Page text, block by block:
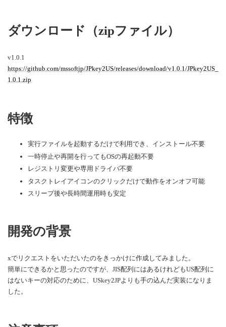
ダウンロード（zipファイル）
v1.0.1
https://github.com/mssoftjp/JPkey2US/releases/download/v1.0.1/JPkey2US_
1.0.1.zip
特徴
実行ファイルを起動するだけで利用でき、インストール不要
一時停止や再開を行ってもOSの再起動不要
レジストリ変更や専用ドライバ不要
タスクトレイアイコンのクリックだけで動作をオンオフ可能
スリープ後や長時間運用時も安定
開発の背景
xでリクエストをいただいたのをきっかけに作成してみました。
簡単にできるかと思ったのですが、JIS配列にはあるけれどもUS配列に
はないキーの対応のために、USkey2JPよりも手の込んだ実装になりま
した。